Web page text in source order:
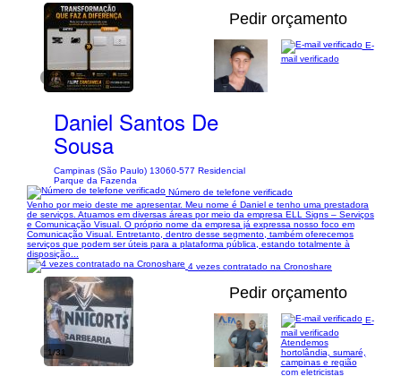
1/11
Pedir orçamento
Daniel Santos De
Sousa
Campinas (São Paulo) 13060-577 Residencial
Parque da Fazenda
E-
mail verificado
Número de telefone verificado
Venho por meio deste me apresentar. Meu nome é Daniel e tenho uma prestadora
de serviços. Atuamos em diversas áreas por meio da empresa ELL Signs – Serviços
e Comunicação Visual. O próprio nome da empresa já expressa nosso foco em
Comunicação Visual. Entretanto, dentro desse segmento, também oferecemos
serviços que podem ser úteis para a plataforma pública, estando totalmente à
disposição...
4 vezes contratado na Cronoshare
1/31
Pedir orçamento
E-
mail verificado
Atendemos
hortolândia, sumaré,
campinas e região
com eletricistas